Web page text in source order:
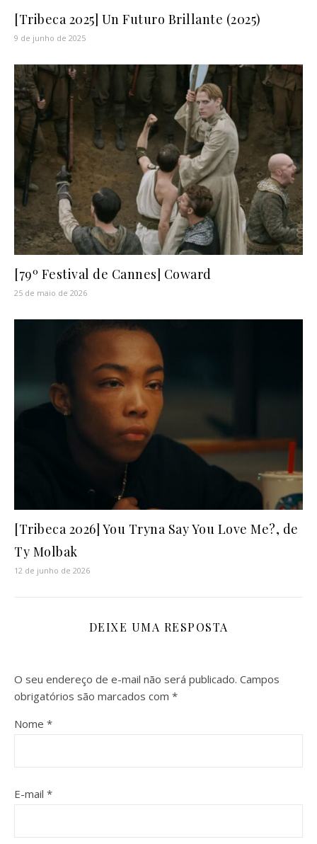
[Tribeca 2025] Un Futuro Brillante (2025)
9 de junho de 2025
[79º Festival de Cannes] Coward
25 de maio de 2026
[Tribeca 2026] You Tryna Say You Love Me?, de
Ty Molbak
12 de junho de 2026
DEIXE UMA RESPOSTA
O seu endereço de e-mail não será publicado. Campos
obrigatórios são marcados com *
Nome *
E-mail *